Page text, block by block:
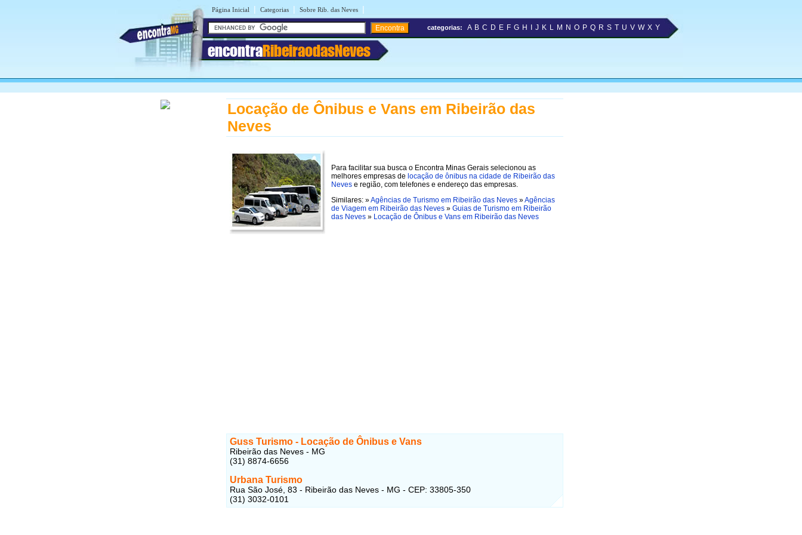
Página Inicial | Categorias | Sobre Rib. das Neves |
encontraRibeiraodasNeves
categorias: A B C D E F G H J K L M N O P Q R S T U V W X Y
Locação de Ônibus e Vans em Ribeirão das
Neves
Para facilitar sua busca o Encontra Minas Gerais selecionou as
melhores empresas de locação de ônibus na cidade de Ribeirão das
Neves e região, com telefones e endereço das empresas.
Similares: »Agências de Turismo em Ribeirão das Neves »Agências
de Viagem em Ribeirão das Neves » Guias de Turismo em Ribeirão
das Neves » Locação de Ônibus e Vans em Ribeirão das Neves
Guss Turismo - Locação de Ônibus e Vans
Ribeirão das Neves - MG
(31) 8874-6656
Urbana Turismo
Rua São José, 83 - Ribeirão das Neves - MG - CEP: 33805-350
(31) 3032-0101